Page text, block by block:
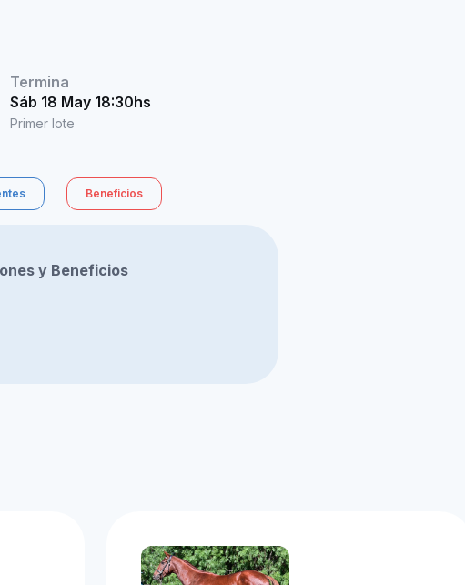
Termina
Sáb 18 May 18:30hs
Primer lote
Beneficios
y Beneficios